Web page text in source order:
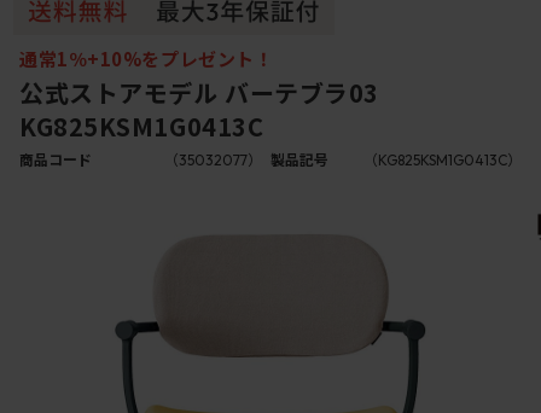
通常1％+10%をプレゼント！
公式ストアモデル バーテブラ03
KG825KSM1G0413C
商品コード （35032077） 製品記号 （KG825KSM1G0413C）